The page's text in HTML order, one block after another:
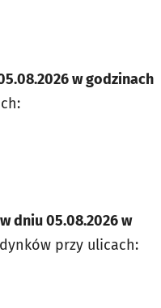
w godzinach
w dniu 05.08.2026 w
przy ulicach: